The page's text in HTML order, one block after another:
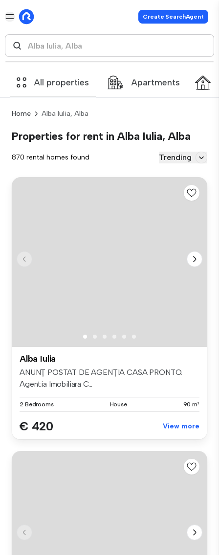
Create SearchAgent
All properties Apartments
Home Alba Iulia, Alba
Properties for rent in Alba Iulia, Alba
870 rental homes found Trending
Alba Iulia
ANUNȚ POSTAT DE AGENȚIA CASA PRONTO.
Agentia Imobiliara C...
2 Bedrooms House 90 m²
€ 420 View more